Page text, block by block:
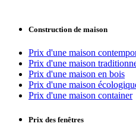
Construction de maison
Prix d'une maison
Prix d'une maison
Prix d'une maison en bois
Prix d'une maison
Prix d'une maison container
Prix des fenêtres